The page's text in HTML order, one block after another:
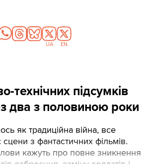
UA EN
технічних підсумків
два з половиною роки
як традиційна війна, все
з фантастичних фільмів.
кажуть про повне зникнення